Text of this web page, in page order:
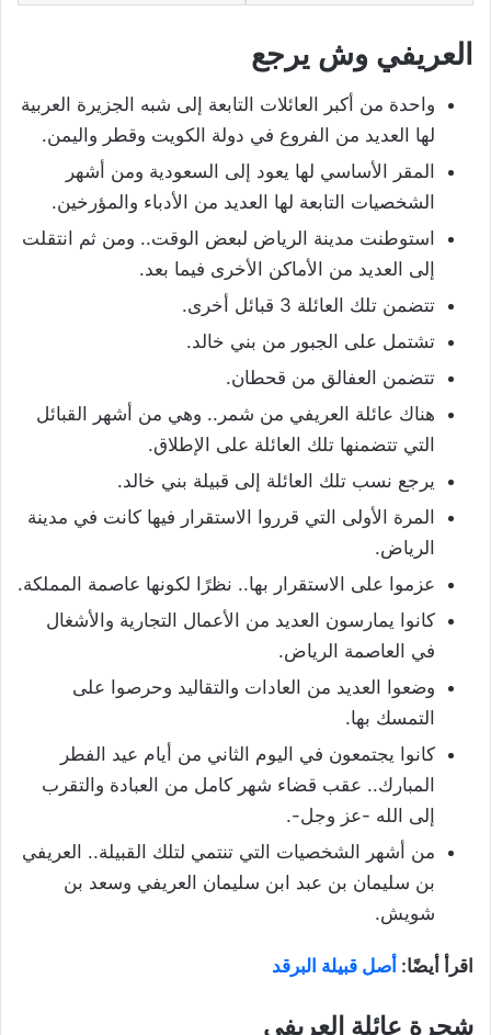
العريفي وش يرجع
واحدة من أكبر العائلات التابعة إلى شبه الجزيرة العربية
لها العديد من الفروع في دولة الكويت وقطر واليمن.
المقر الأساسي لها يعود إلى السعودية ومن أشهر
الشخصيات التابعة لها العديد من الأدباء والمؤرخين.
استوطنت مدينة الرياض لبعض الوقت.. ومن ثم انتقلت
إلى العديد من الأماكن الأخرى فيما بعد.
تتضمن تلك العائلة 3 قبائل أخرى.
تشتمل على الجبور من بني خالد.
تتضمن العفالق من قحطان.
هناك عائلة العريفي من شمر.. وهي من أشهر القبائل
التي تتضمنها تلك العائلة على الإطلاق.
يرجع نسب تلك العائلة إلى قبيلة بني خالد.
المرة الأولى التي قرروا الاستقرار فيها كانت في مدينة
الرياض.
عزموا على الاستقرار بها.. نظرًا لكونها عاصمة المملكة.
كانوا يمارسون العديد من الأعمال التجارية والأشغال
في العاصمة الرياض.
وضعوا العديد من العادات والتقاليد وحرصوا على
التمسك بها.
كانوا يجتمعون في اليوم الثاني من أيام عيد الفطر
المبارك.. عقب قضاء شهر كامل من العبادة والتقرب
إلى الله -عز وجل-.
من أشهر الشخصيات التي تنتمي لتلك القبيلة.. العريفي
بن سليمان بن عبد ابن سليمان العريفي وسعد بن
شويش.
اقرأ أيضًا: أصل قبيلة البرقد
شجرة عائلة العريفي